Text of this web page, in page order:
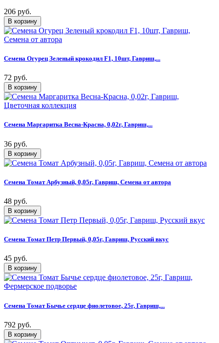
206 руб.
Семена Огурец Зеленый крокодил F1, 10шт, Гавриш,...
72 руб.
Семена Маргаритка Весна-Красна, 0,02г, Гавриш,...
36 руб.
Семена Томат Арбузный, 0,05г, Гавриш, Семена от автора
48 руб.
Семена Томат Петр Первый, 0,05г, Гавриш, Русский вкус
45 руб.
Семена Томат Бычье сердце фиолетовое, 25г, Гавриш,...
792 руб.